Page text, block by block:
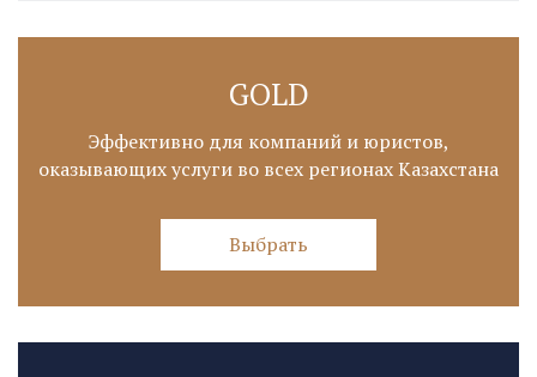
GOLD
Эффективно для компаний и юристов,
оказывающих услуги во всех регионах Казахстана
Выбрать